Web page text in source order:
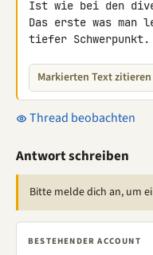
Ist wie bei den
Das erste was
tiefer Schwerpunkt.
Markierten Text zitieren
Thread beobachten
Antwort schreiben
Bitte melde dich an, um
BESTEHENDER ACCOUNT